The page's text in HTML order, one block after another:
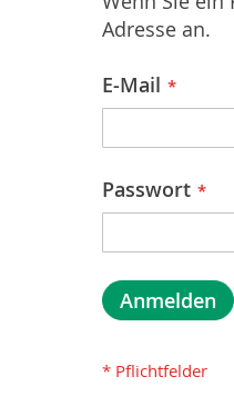
Adresse an.
E-Mail
Passwort
Anmelden